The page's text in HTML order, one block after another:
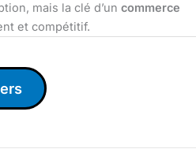
mais la clé d’un commerce
et compétitif.